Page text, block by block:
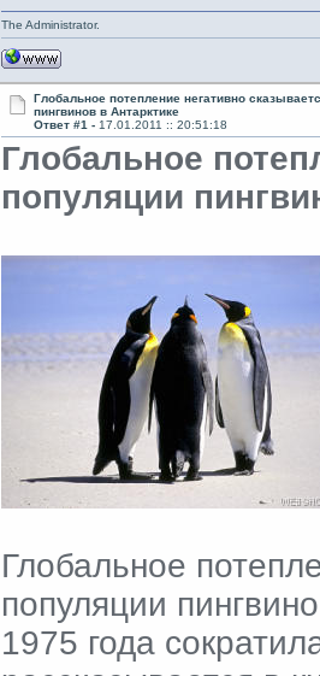
The Administrator.
Глобальное потепление негативно
пингвинов в Антарктике
Ответ #1 - 17.01.2011 :: 20:51:18
Глобальное
популяции
Глобальное
популяции
1975 года